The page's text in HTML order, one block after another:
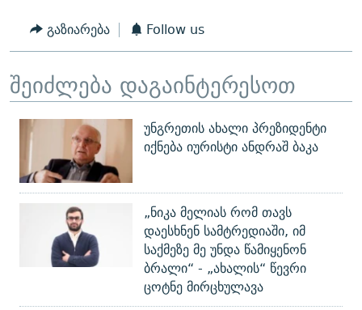
გაზიარება Follow us
შეიძლება დაგაინტერესოთ
უნგრეთის ახალი პრეზიდენტი
იქნება იურისტი ანდრაშ ბაკა
„ნიკა მელიას რომ თავს
დაესხნენ სამტრედიაში, იმ
საქმეზე მე უნდა წამიყენონ
ბრალი“ - „ახალის“ წევრი
ცოტნე მირცხულავა